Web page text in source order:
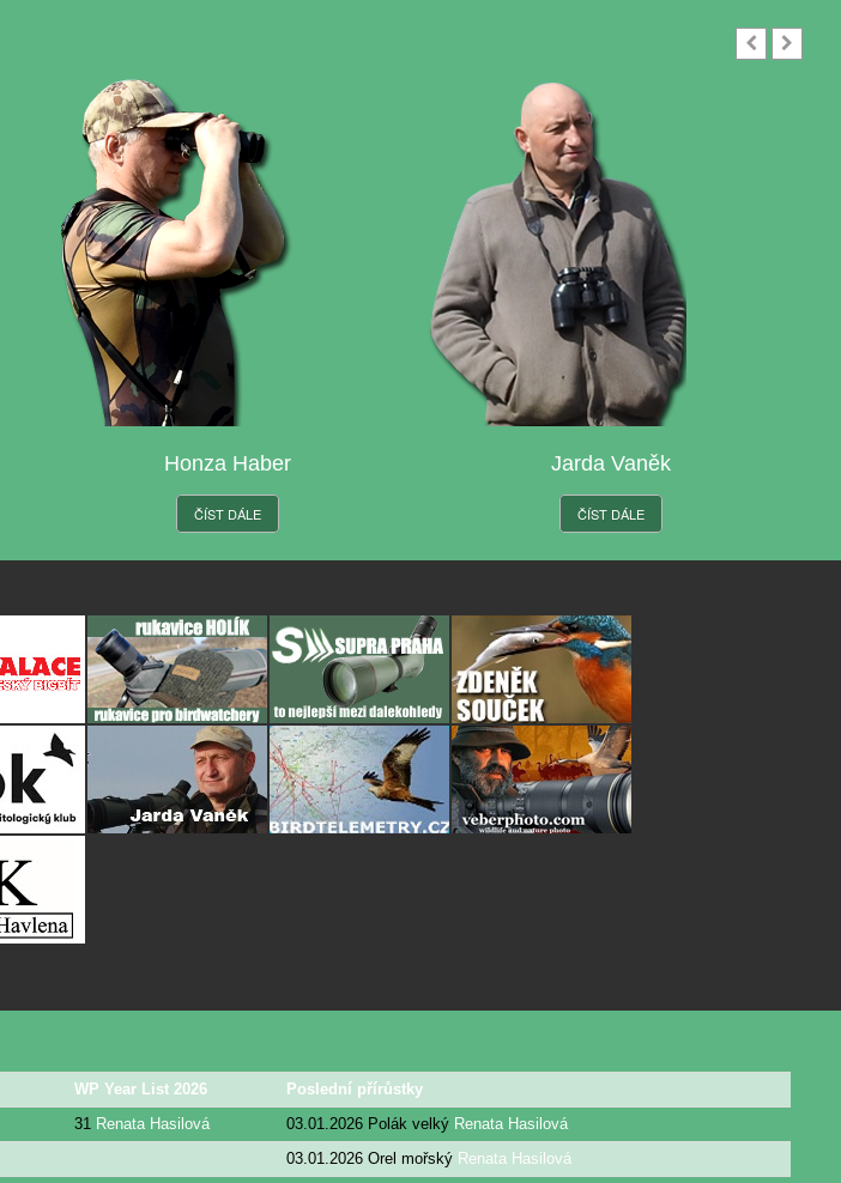
Honza Haber
ČÍST DÁLE
Jarda Vaněk
ČÍST DÁLE
WP Year List 2026
Poslední přírůstky
31 Renata Hasilová 03.01.2026 Polák velký Renata Hasilová
03.01.2026 Orel mořský Renata Hasilová